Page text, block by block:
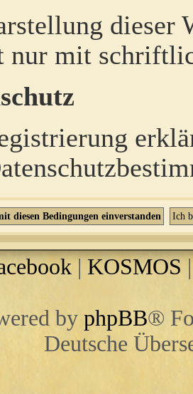
dieser
nur mit
| KOSMOS
by phpBB®
Deutsche